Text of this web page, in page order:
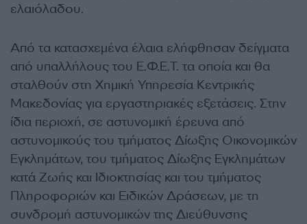
ελαιόλαδου.
Από τα κατασχεμένα έλαια ελήφθησαν δείγματα
από υπαλλήλους του Ε.Φ.Ε.Τ. τα οποία και θα
σταλθούν στη Χημική Υπηρεσία Κεντρικής
Μακεδονίας για εργαστηριακές εξετάσεις. Στην
ίδια περιοχή, σε αστυνομική έρευνα από
αστυνομικούς του τμήματος Δίωξης Οικονομικών
Εγκλημάτων, του τμήματος Δίωξης Εγκλημάτων
κατά Ζωής και Ιδιοκτησίας και του τμήματος
Πληροφοριών και Ειδικών Δράσεων, με τη
συνδρομή αστυνομικών της Διεύθυνσης